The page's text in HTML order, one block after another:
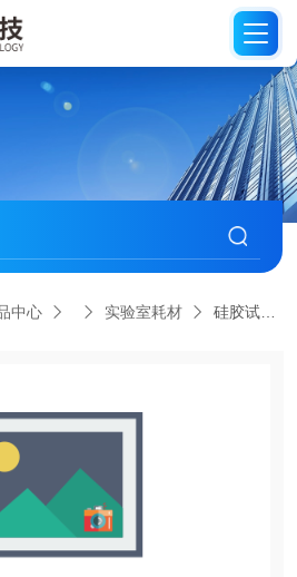
中心 实验室耗材 硅胶试管塞18mm